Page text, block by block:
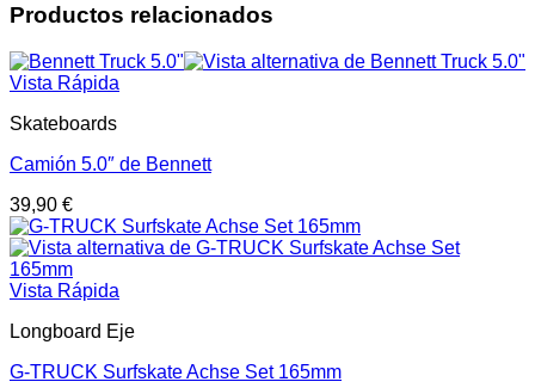
Productos relacionados
Vista Rápida
Skateboards
Camión 5.0″ de Bennett
39,90 €
Vista Rápida
Longboard Eje
G-TRUCK Surfskate Achse Set 165mm